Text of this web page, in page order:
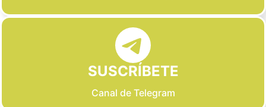
SUSCRÍBETE
Canal de Telegram